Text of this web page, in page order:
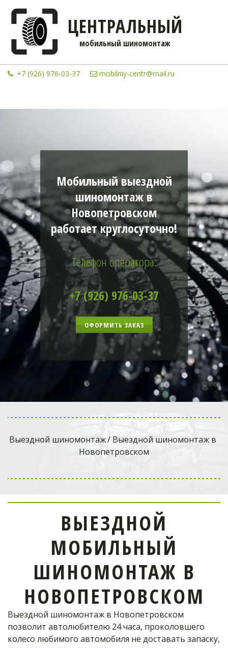
ЦЕНТРАЛЬНЫЙ
мобильны­­й шиномонтаж
+7 (926) 976-03-37 mobilniy-centr@mail.ru
Мобильный выездной
шиномонтаж в
Новопетровском
работает круглосуточно!
Телефон оператора:
+7 (926) 976-03-37
ОФОРМИТЬ ЗАКАЗ
в Одинцово
отремонтирует шину!
Телефон оператора:
+7 (926) 976-03-37
ОФОРМИТЬ ЗАКАЗ
Выездной шиномонтаж / Выездной шиномонтаж в
Новопетровском
ВЫЕЗДНОЙ
МОБИЛЬНЫЙ
ШИНОМОНТАЖ В
НОВОПЕТРОВСКОМ
Выездной шиномонтаж в Новопетровском
позволит автолюбителю 24 часа, проколовшего
колесо любимого автомобиля не доставать запаску,